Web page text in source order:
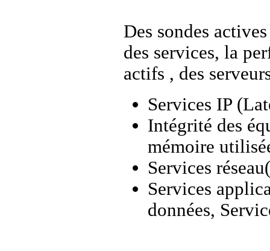
Des sondes
des services, la
actifs , des
Services IP
Intégrité des
mémoire
Services
Services
données,